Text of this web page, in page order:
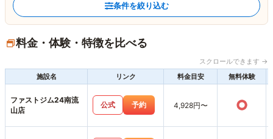
条件を絞り込む
料金・体験・特徴を比べる
スクロールできます →
施設名
リンク 料金目安 無料体験
ファストジム24南流
山店
公式 予約 4,928円〜 ○